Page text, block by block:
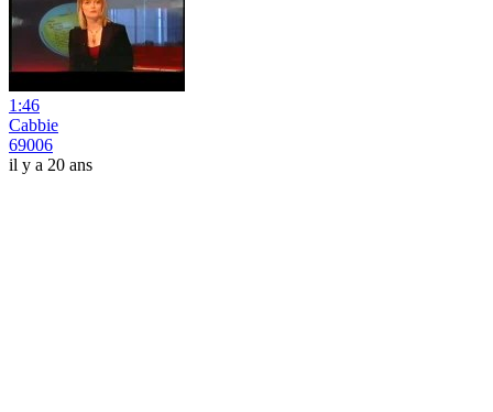
1:46
Cabbie
69006
il y a 20 ans